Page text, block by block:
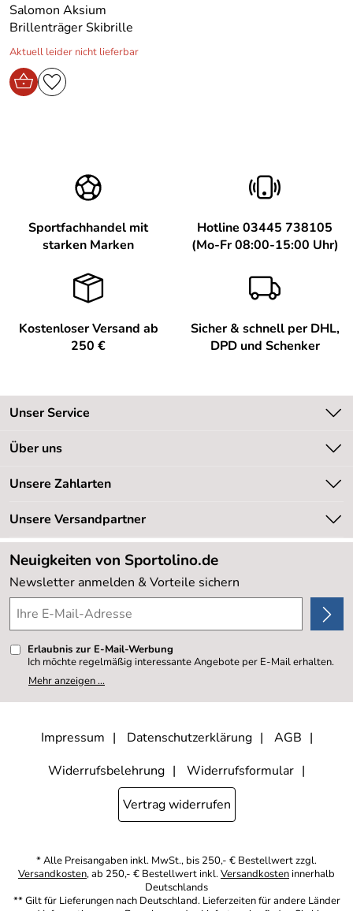
Salomon Aksium
Brillenträger Skibrille
Aktuell leider nicht lieferbar
Sportfachhandel mit
starken Marken
Hotline 03445 738105
(Mo-Fr 08:00-15:00 Uhr)
Kostenloser Versand ab
250 €
Sicher & schnell per DHL,
DPD und Schenker
Unser Service
Kontakt
Newsletter
Retourenabwicklung
Lieferbedingungen
Kundenlogin
Über uns
Unsere Bestseller
Neu
Sale %
Kundenbewertungen (20.178)
4,8/5*****
Unsere Zahlarten
Unsere Versandpartner
Neuigkeiten von Sportolino.de
Newsletter anmelden & Vorteile sichern
Erlaubnis zur E-Mail-Werbung
Ich möchte regelmäßig interessante Angebote per E-Mail erhalten.
Meine E-Mail-Adresse wird nicht an andere Unternehmen
weitergegeben. Zu statistischen Zwecken wird in anonymer Form
kann ich jederzeit mit Wirkung für die Zukunft widerrufen, indem ich
den Link "Abmelden" am Ende des Newsletters anklicke oder die
Datenschutzerklärung habe ich zur Kenntnis genommen.
Mehr anzeigen ...
Impressum Datenschutzerklärung
AGB
Widerrufsbelehrung
Widerrufsformular
Vertrag widerrufen
* Alle Preisangaben inkl. MwSt., bis 250,- € Bestellwert zzgl.
Versandkosten, ab 250,- € Bestellwert inkl.Versandkosten innerhalb
Deutschlands
** Gilt für Lieferungen nach Deutschland. Lieferzeiten für andere Länder